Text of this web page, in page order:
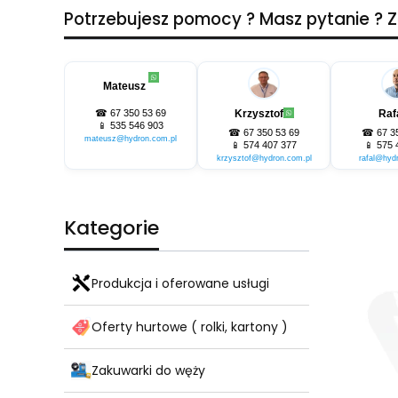
Potrzebujesz pomocy ? Masz pytanie ?
Mateusz
☎ 67 350 53 69
📱 535 546 903
mateusz@hydron.com.pl
Krzysztof
☎ 67 350 53 69
📱 574 407 377
krzysztof@hydron.com.pl
☎ 67
📱 575
Kategorie
Produkcja i oferowane usługi
Oferty hurtowe ( rolki, kartony )
Zakuwarki do węży